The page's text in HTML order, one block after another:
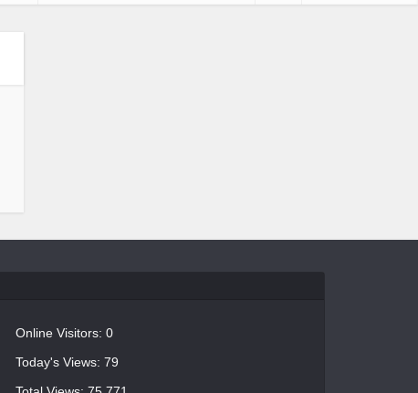
Online Visitors:0
Today's Views:79